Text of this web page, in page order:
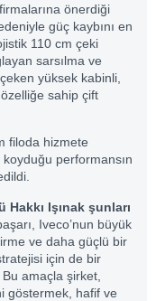
önerdiği
güç kaybını en
110 cm çeki
sarsılma ve
yüksek kabinli,
sahip çift
filoda hizmete
koyduğu performansın
Hakkı Işınak şunları
Iveco’nun büyük
ve daha güçlü bir
için de bir
amaçla şirket,
göstermek, hafif ve